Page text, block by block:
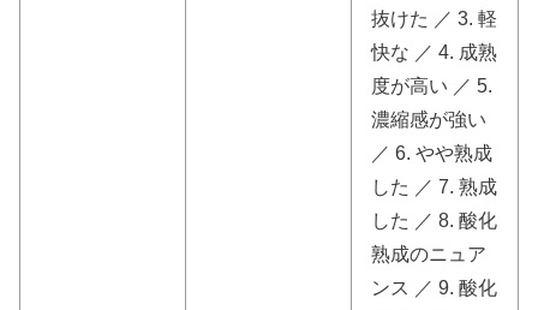
抜けた ／ 3. 軽
快な ／ 4. 成熟
度が高い ／ 5.
濃縮感が強い
／ 6. やや熟成
した ／ 7. 熟成
した ／ 8. 酸化
熟成のニュア
ンス ／ 9. 酸化